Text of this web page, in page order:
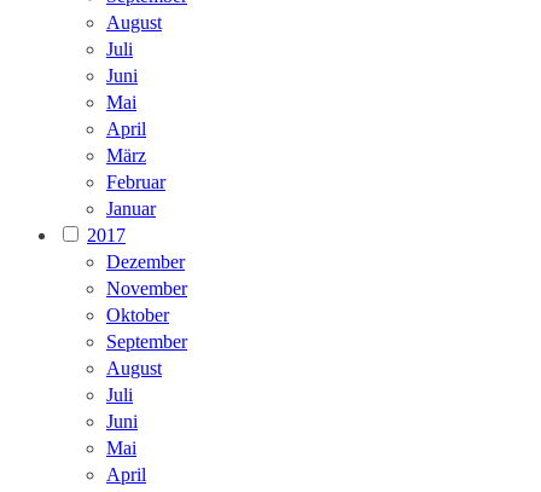
August
Juli
Juni
Mai
April
März
Februar
Januar
2017
Dezember
November
Oktober
September
August
Juli
Juni
Mai
April